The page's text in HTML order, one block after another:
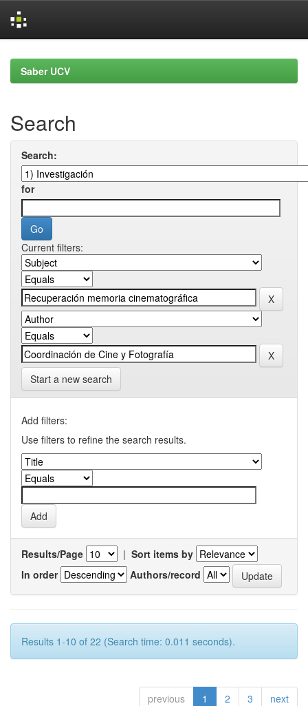
navigationSaber UCV
Search
Search:
for
Current filters:
Start a new search
Add filters:
Use filters to refine the search results.
Results/Page | Sort items by
In order
Authors/record
Results 1-10 of 22 (Search time: 0.011 seconds).
previous 1 2 3 next